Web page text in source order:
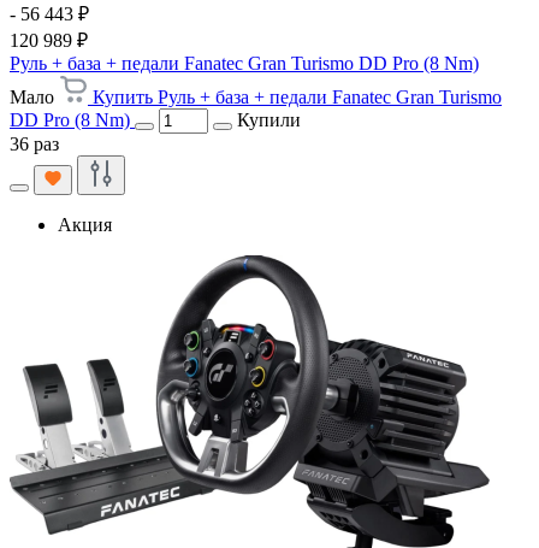
- 56 443 ₽
120 989 ₽
Руль + база + педали Fanatec Gran Turismo DD Pro (8 Nm)
Мало
Купить Руль + база + педали Fanatec Gran Turismo
DD Pro (8 Nm)
Купили
36 раз
Акция